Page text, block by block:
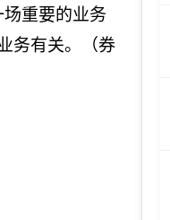
重要的业务
务有关。（券